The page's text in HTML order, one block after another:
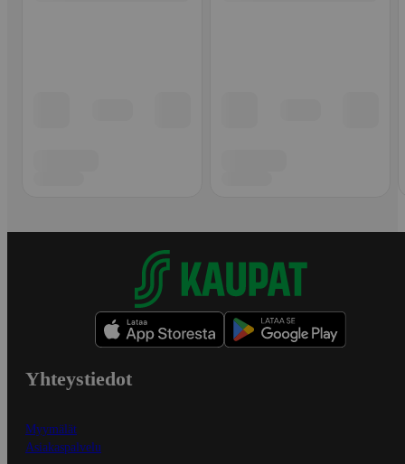
Yhteystiedot
Myymälät
Asiakaspalvelu